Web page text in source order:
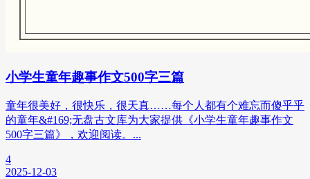
小学生童年趣事作文500字三篇
童年很美好，很快乐，很天真……每个人都有个难忘而傻乎乎
的童年&#169;无盘古文库为大家提供《小学生童年趣事作文
500字三篇》，欢迎阅读。...
4
2025-12-03